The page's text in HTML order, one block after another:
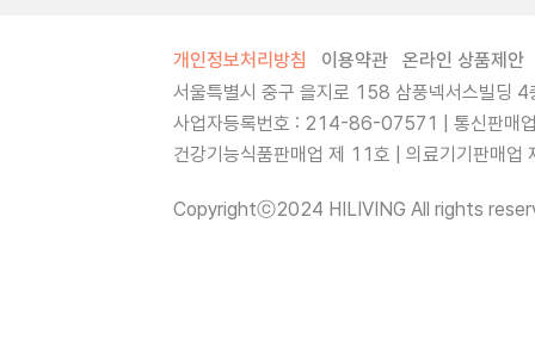
개인정보처리방침 이용약관
온라인 상품제안
서울특별시 중구 을지로 158 삼풍넥서스빌딩
사업자등록번호 : 214-86-07571 | 통신판매
건강기능식품판매업 제 11호 | 의료기기판매
Copyrightⓒ2024 HILIVING All rights